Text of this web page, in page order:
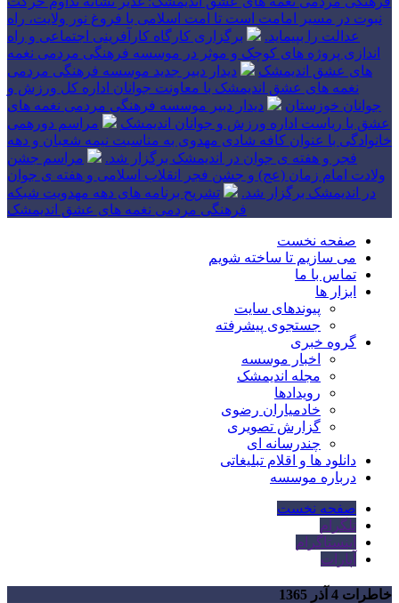
نبوت در مسیر امامت است تا امت اسلامی با فروغ نور ولایت، راه
عدالت را بپیماید.
برگزاری کارگاه کارآفرینی اجتماعی و راه
اندازی پروژه های کوچک و موثر در موسسه فرهنگی مردمی نغمه
های عشق اندیمشک
دیدار دبیر جدید موسسه فرهنگی مردمی
نغمه های عشق اندیمشک با معاونت جوانان اداره کل ورزش و
جوانان خوزستان
دیدار دبیر موسسه فرهنگی مردمی نغمه های
عشق با ریاست اداره ورزش و جوانان اندیمشک
مراسم دورهمی
خانوادگی با عنوان کافه شادی مهدوی به مناسبت نیمه شعبان و دهه
فجر و هفته ی جوان در اندیمشک برگزار شد.
مراسم جشن
ولادت امام زمان (عج) و جشن فجر انقلاب اسلامی و هفته ی جوان
در اندیمشک برگزار شد.
تشریح برنامه های دهه مهدویت شبکه
فرهنگی مردمی نغمه های عشق اندیمشک
صفحه نخست
می سازیم تا ساخته شویم
تماس با ما
ابزار ها
پیوندهای سایت
جستجوی پیشرفته
گروه خبری
اخبار موسسه
مجله اندیمشک
رویدادها
خادمیاران رضوی
گزارش تصویری
چندرسانه ای
دانلود ها و اقلام تبلیغاتی
درباره موسسه
صفحه نخست
تلگرام
اینستاگرام
آپارات
خاطرات 4 آذر 1365